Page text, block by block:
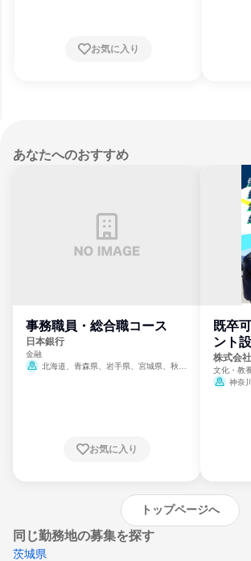
お気に入り
良県、
口県、
あなたへのおすすめ
事務職員・総合職コース
日本銀行
金融
北海道、青森県、岩手県、宮城県、秋田
崎県、熊本県、大分県、宮崎県、鹿児島県、
お気に入り
既卒
ント
門
株式会
文化・教
ミ、電力
神奈
トップページへ
同じ勤務地の募集を探す
茨城県